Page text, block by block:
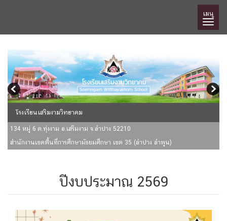
เมนู
โรงเรียนเสริมงามวิทยาคม
134 หมู่ 6 ต.ทุ่งงาม อ.เสริมงาม จ.ลำปาง 52210
สำนักงานเขตพื้นที่การศึกษามัธยมศึกษา เขต 35 (ลำปาง ลำพูน)
ปีงบประมาณ 2569